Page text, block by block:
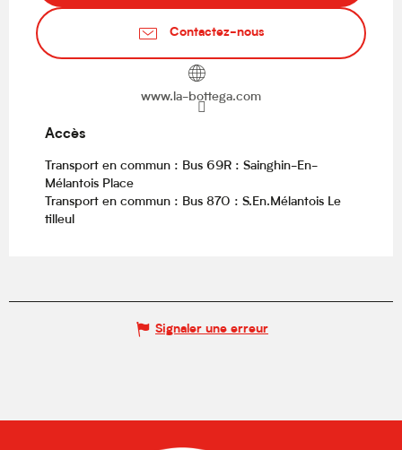
Contactez-nous
www.la-bottega.com
Accès
Accès
Transport en commun : Bus 69R : Sainghin-En-
Mélantois Place
Transport en commun : Bus 870 : S.En.Mélantois Le
tilleul
Signaler une erreur